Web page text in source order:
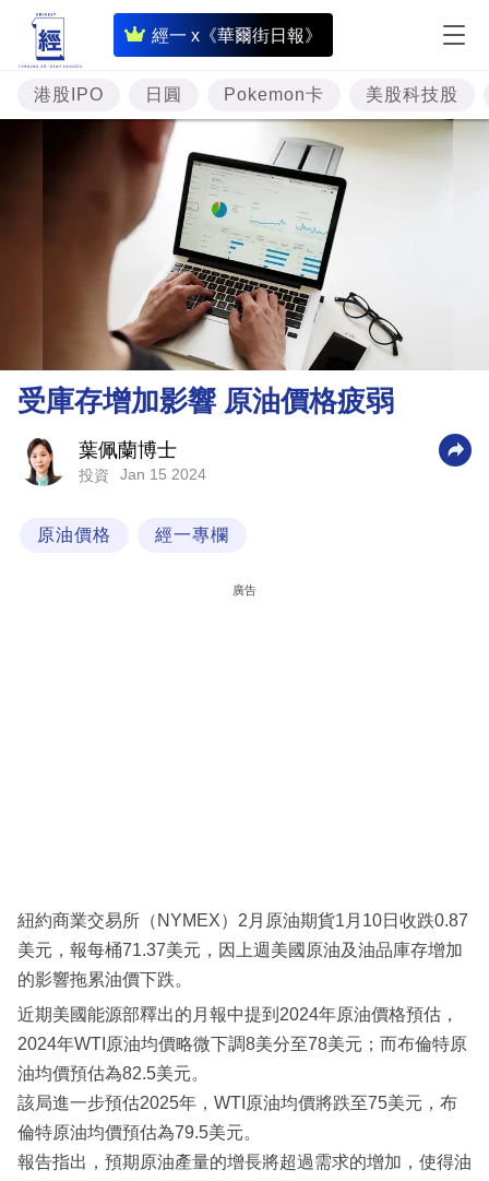
經一 x《華爾街日報》
即
時
財
經
專
投
樓
市
理
財
商
業
閱
專
區
港股IPO 日圓 Pokemon卡 美股科技股
受庫存增加影響 原油價格疲弱
葉佩蘭博士
投資 Jan 15 2024
原油價格 經一專欄
廣告
紐約商業交易所（NYMEX）2月原油期貨1月10日收跌0.87
美元，報每桶71.37美元，因上週美國原油及油品庫存增加
的影響拖累油價下跌。
近期美國能源部釋出的月報中提到2024年原油價格預估，
2024年WTI原油均價略微下調8美分至78美元；而布倫特原
油均價預估為82.5美元。
該局進一步預估2025年，WTI原油均價將跌至75美元，布
倫特原油均價預估為79.5美元。
報告指出，預期原油產量的增長將超過需求的增加，使得油